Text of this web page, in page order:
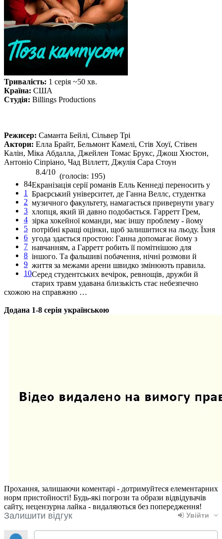
Тривалість: 1 серія ~50 хв.
Країна: США
Студія: Billings Productions
Режисер: Саманта Бейлі, Сільвер Трі
Актори: Елла Брайт, Бельмонт Камелі, Стів Хоуї, Стівен
Калін, Міка Абдалла, Джейлен Томас Брукс, Джош Хюстон,
Антоніо Сіпріано, Чад Віллетт, Джулія Сара Стоун
84
1
2
3
4
5
6
7
8
9
10
8.4/10 (голосів: 195)
Екранізація серії романів Елль Кеннеді переносить у
Браєрський університет, де Ганна Веллс, студентка
музичного факультету, намагається привернути увагу
хлопця, який їй давно подобається. Гарретт Грем,
зірка хокейної команди, має іншу проблему - йому
потрібні кращі оцінки, щоб залишитися на льоду. Їхня
угода здається простою: Ганна допомагає йому з
навчанням, а Гарретт робить її помітнішою для
іншого. Та фальшиві побачення, нічні розмови й
життя за межами арени швидко змінюють правила.
Серед студентських вечірок, ревнощів, дружби й
старих травм удавана близькість стає небезпечно
схожою на справжню …
Додана 1-8 серія українською
Прохання, залишаючи коментарі - дотримуйтеся елементарних
норм пристойності! Будь-які погрози та образи відвідувачів
сайту, нецензурна лайка - видаляються без попередження!